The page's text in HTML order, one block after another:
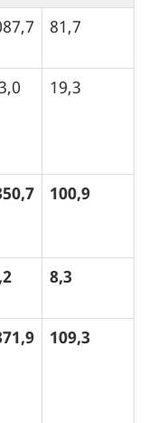
81,7
19,3
100,9
8,3
109,3